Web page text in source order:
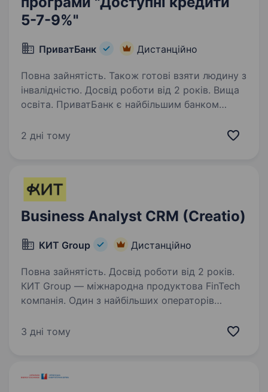
5-7-9%"
ПриватБанк Дистанційно
Повна зайнятість. Також готові взяти людину з
інвалідністю. Досвід роботи від 2 років. Вища
освіта. ПриватБанк є найбільшим банком
банків світу. Займає лідуючі позиції за всіма
країни.…
2 дні тому
Business Analyst CRM (Creatio)
КИТ Group Дистанційно
Повна зайнятість. Досвід роботи від 2 років.
КИТ Group — міжнародна продуктова FinTech
компанія. Один з найбільших операторів
Ми працюємо в 20+ обласних центрах України,
3 дні тому